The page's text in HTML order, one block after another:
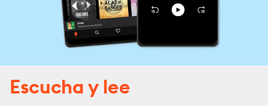
Escucha y lee